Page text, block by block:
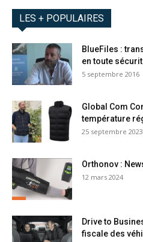
LES + POPULAIRES
BlueFiles :
en toute
5 septembre 2016
Global Com
température
25 septembre 2023
Orthonov :
12 mars 2024
Drive to
fiscale des